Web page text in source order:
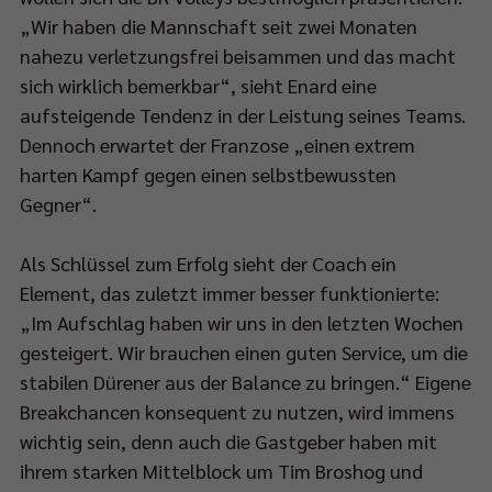
„Wir haben die Mannschaft seit zwei Monaten
nahezu verletzungsfrei beisammen und das macht
sich wirklich bemerkbar“, sieht Enard eine
aufsteigende Tendenz in der Leistung seines Teams.
Dennoch erwartet der Franzose „einen extrem
harten Kampf gegen einen selbstbewussten
Gegner“.
Als Schlüssel zum Erfolg sieht der Coach ein
Element, das zuletzt immer besser funktionierte:
„Im Aufschlag haben wir uns in den letzten Wochen
gesteigert. Wir brauchen einen guten Service, um die
stabilen Dürener aus der Balance zu bringen.“ Eigene
Breakchancen konsequent zu nutzen, wird immens
wichtig sein, denn auch die Gastgeber haben mit
ihrem starken Mittelblock um Tim Broshog und